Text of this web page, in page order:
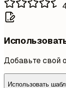
Добавьте свой
Использовать